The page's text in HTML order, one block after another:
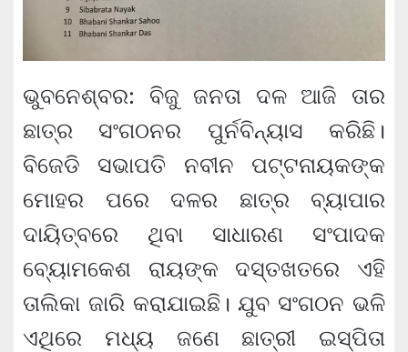
ଭୁବନେଶ୍ବର: ବିଜୁ ଜନତା ଦଳ ଆଜି ତାର
ଛାତ୍ର ସଂଗଠନର ପୁର୍ନବିନ୍ୟାସ କରିଛି।
ବିଜେଡି ସଭାପତି ନବୀନ ପଟ୍ଟନାୟକଙ୍କ
ମୋହର ପରେ ଦଳର ଛାତ୍ର ବ୍ୟାପାର
ଦାୟିତ୍ବରେ ଥିବା ସାଧାରଣ ସଂପାଦକ
ବ୍ୟୋମକେଶ ରାୟଙ୍କ ଦସ୍ତଖତରେ ଏହି
ତାଲିକା ଜାରି କରାଯାଇଛି। ଯୁବ ସଂଗଠନ ଭଳି
ଏଥିରେ ମଧ୍ୟ ଜଣେ ଛାତ୍ରୀ ଇସ୍ପିତା